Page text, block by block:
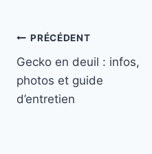
Navigation
de
l’article
PRÉCÉDENT
Gecko en deuil : infos,
photos et guide
d’entretien